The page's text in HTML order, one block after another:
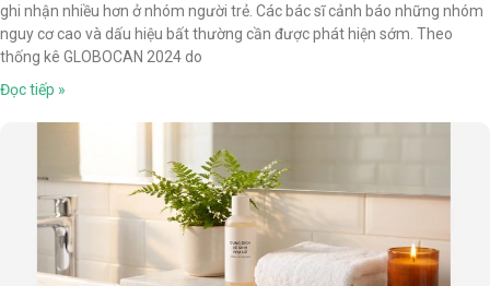
ghi nhận nhiều hơn ở nhóm người trẻ. Các bác sĩ cảnh báo những nhóm
nguy cơ cao và dấu hiệu bất thường cần được phát hiện sớm. Theo
thống kê GLOBOCAN 2024 do
Đọc tiếp »